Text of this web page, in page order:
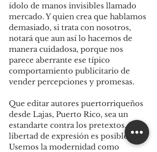
ídolo de manos invisibles llamado
mercado. Y quien crea que hablamos
demasiado, si trata con nosotros,
notará que aun así lo hacemos de
manera cuidadosa, porque nos
parece aberrante ese típico
comportamiento publicitario de
vender percepciones y promesas.
Que editar autores puertorriqueños
desde Lajas, Puerto Rico, sea un
estandarte contra los pretextos. La
libertad de expresión es posible.
Usemos la modernidad como